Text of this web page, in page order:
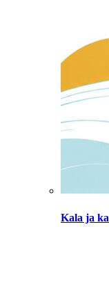
Kala ja